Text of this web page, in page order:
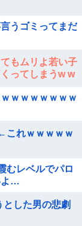
うゴミってまだ
もムリよ若い子
ってしまうw w
ｗｗｗｗｗｗｗ
これｗｗｗｗｗ
むレベルでパロ
よ…
とした男の悲劇